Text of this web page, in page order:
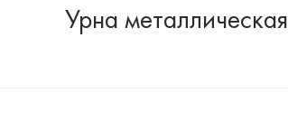
Урна металлическая